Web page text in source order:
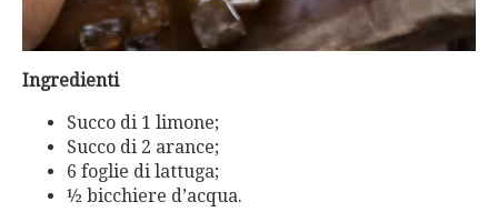
Ingredienti
Succo di 1 limone;
Succo di 2 arance;
6 foglie di lattuga;
½ bicchiere d’acqua.